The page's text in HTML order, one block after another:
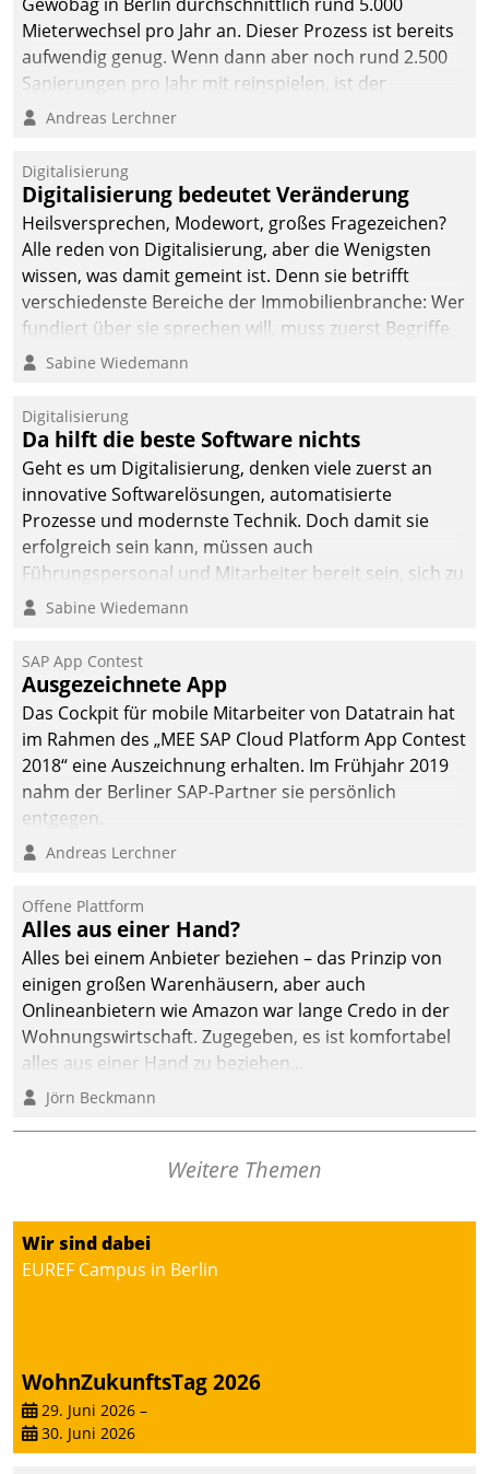
Mieterwechsel pro Jahr an. Dieser Prozess ist bereits
aufwendig genug. Wenn dann aber noch rund 2.500
Sanierungen pro Jahr mit reinspielen, ist der
Betreuungs- und Organisationsaufwand immens. Im
kommunale Wohnungsbauunternehmen daher
gemeinsam mit der Berliner Datatrain GmbH den
Teilprozess der Objektsanierung digitalisiert.
Andreas Lerchner
Digitalisierung
Digitalisierung bedeutet Veränderung
Heilsversprechen, Modewort, großes Fragezeichen?
Alle reden von Digitalisierung, aber die Wenigsten
wissen, was damit gemeint ist. Denn sie betrifft
verschiedenste Bereiche der Immobilienbranche: Wer
fundiert über sie sprechen will, muss zuerst Begriffe
klären. Ein Aspekt ist die betriebliche Optimierung:
Einsparungen durch optimierte und automatisierte
Prozesse. Doch man darf nicht zu viel erwarten: Allein
mit der Einführung einer neuen Software ist es nicht
getan. Die Digitalisierung erfordert von Unternehmen
die Bereitschaft, sich zu überprüfen, zu hinterfragen
und zu verändern.
Sabine Wiedemann
Digitalisierung
Da hilft die beste Software nichts
Geht es um Digitalisierung, denken viele zuerst an
innovative Softwarelösungen, automatisierte
Prozesse und modernste Technik. Doch damit sie
erfolgreich sein kann, müssen auch
Führungspersonal und Mitarbeiter bereit sein, sich zu
verändern und anzupassen, sonst werden sie an ihr
Sabine Wiedemann
SAP App Contest
Ausgezeichnete App
Das Cockpit für mobile Mitarbeiter von Datatrain hat
im Rahmen des „MEE SAP Cloud Platform App Contest
2018“ eine Auszeichnung erhalten. Im Frühjahr 2019
nahm der Berliner SAP-Partner sie persönlich
entgegen.
Andreas Lerchner
Offene Plattform
Alles aus einer Hand?
Alles bei einem Anbieter beziehen – das Prinzip von
einigen großen Warenhäusern, aber auch
Onlineanbietern wie Amazon war lange Credo in der
Wohnungswirtschaft. Zugegeben, es ist komfortabel
alles aus einer Hand zu beziehen...
Jörn Beckmann
Weitere Themen
Wir sind dabei
EUREF Campus in Berlin
WohnZukunftsTag 2026
29. Juni 2026 –
30. Juni 2026